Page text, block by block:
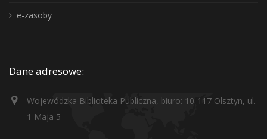
e-zasoby
Dane adresowe:
Wojewódzka Biblioteka Publiczna, biuro: 10-117 Olsztyn, ul.
1 Maja 5